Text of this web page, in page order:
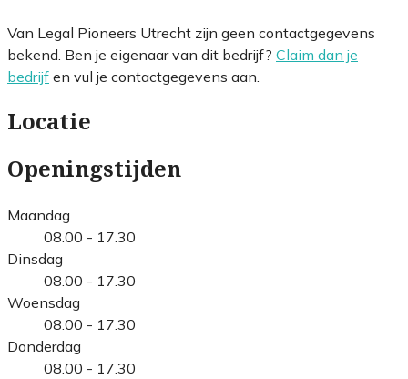
Van Legal Pioneers Utrecht zijn geen contactgegevens
bekend. Ben je eigenaar van dit bedrijf? Claim dan je
bedrijf en vul je contactgegevens aan.
Locatie
Openingstijden
Maandag
08.00 - 17.30
Dinsdag
08.00 - 17.30
Woensdag
08.00 - 17.30
Donderdag
08.00 - 17.30